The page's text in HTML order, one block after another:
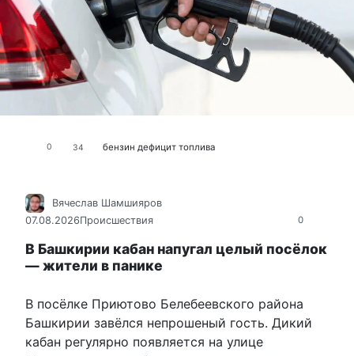
0 34 бензин дефицит топлива
0
Вячеслав Шамшияров
07.08.2026Происшествия
В Башкирии кабан напугал целый посёлок
— жители в панике
В посёлке Приютово Белебеевского района
Башкирии завёлся непрошеный гость. Дикий
кабан регулярно появляется на улице